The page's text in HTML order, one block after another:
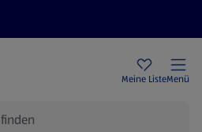
Meine ListeMenü